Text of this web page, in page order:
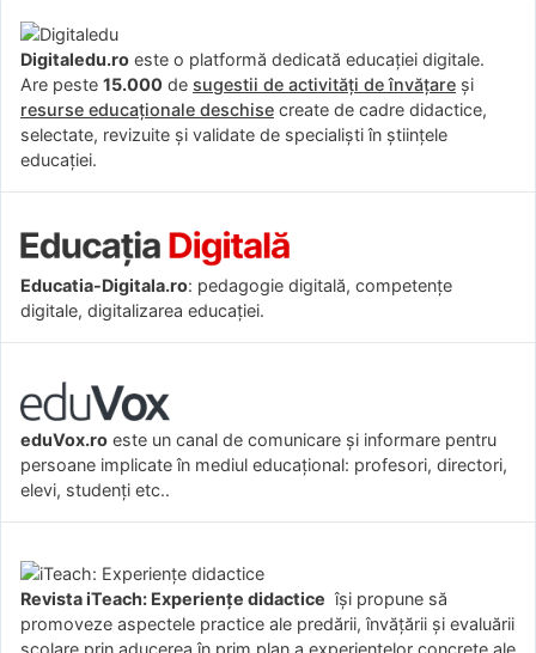
Digitaledu.ro este o platformă dedicată educației digitale.
Are peste 15.000 de sugestii de activități de învățare și
resurse educaționale deschise create de cadre didactice,
selectate, revizuite și validate de specialiști în științele
educației.
Educatia-Digitala.ro: pedagogie digitală, competențe
digitale, digitalizarea educației.
eduVox.ro este un canal de comunicare și informare pentru
persoane implicate în mediul educațional: profesori, directori,
elevi, studenți etc..
Revista iTeach: Experienţe didactice îşi propune să
promoveze aspectele practice ale predării, învăţării şi evaluării